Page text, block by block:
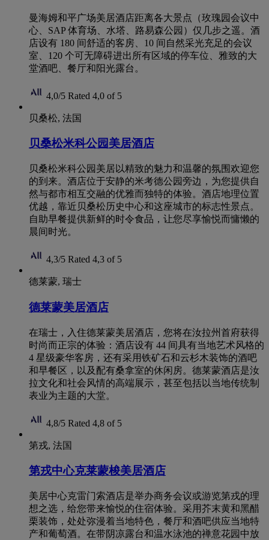
曼海姆和平广场美居酒店距离各大景点（玫瑰园会议中
心、SAP 体育场、水塔、路易森公园）仅几步之遥。酒
店设有 180 间舒适的客房、10 间自然采光充足的会议
室、120 个可无障碍进出所有区域的停车位、雅致的大
堂酒吧、餐厅和阳光露台。
4,0/5 Rated 4,0 of 5
贝桑松, 法国
贝桑松米科公园美居酒店
贝桑松米科公园美居以精致的魅力和温馨的氛围欢迎您
的到来。酒店位于安静的米考德公园旁边，为您提供自
然与都市相互交融的优雅而独特的体验。酒店地理位置
优越，靠近贝桑松历史中心和这座城市的标志性景点。
自助早餐提供新鲜的时令食品，让您尽享愉悦而慵懒的
晨间时光。
4,3/5 Rated 4,3 of 5
德莱蒙, 瑞士
德莱蒙美居酒店
在瑞士，入住德莱蒙美居酒店，您将在汝拉州首府获得
时尚而正宗的体验：酒店设有 44 间具有当地艺术风格的
4 星级豪华客房，还有采用铁矿石和云杉木装饰的酒吧
和早餐区，以及配有桑拿室的休闲房。德莱蒙酒店是汝
拉文化和社会风情的高端展示，甚至包括以当地传统制
表业为主题的大堂。
4,8/5 Rated 4,8 of 5
第戎, 法国
第戎中心克莱蒙梭美居酒店
美居中心克雷门索酒店是举办商务会议或游览第戎的理
想之选，给您带来愉悦的住宿体验。采用芥末黄和黑醋
栗装饰，处处弥漫着当地特色，餐厅和酒吧供应当地特
产和葡萄酒。在带阴凉露台和温水泳池的禅意花园中放